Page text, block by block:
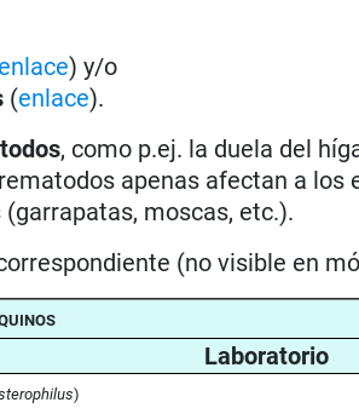
enlace) y/o
(enlace).
, como p.ej. la duela del
apenas afectan a los
moscas, etc.).
(no visible en
Laboratorio
)